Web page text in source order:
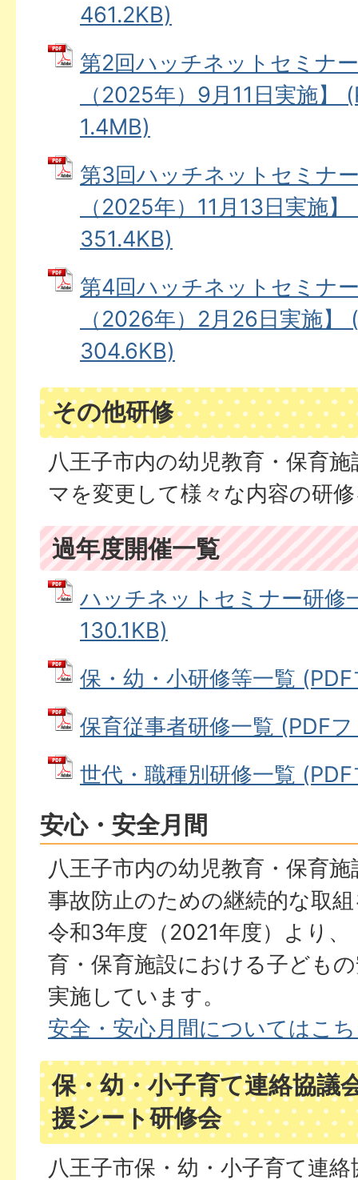
461.2KB)
第2回ハッチネットセミナ
（2025年）9月11日実施】
1.4MB)
第3回ハッチネットセミナ
（2025年）11月13日実施
351.4KB)
第4回ハッチネットセミナ
（2026年）2月26日実施】
304.6KB)
その他研修
八王子市内の幼児教育・保育
マを変更して様々な内容の研
過年度開催一覧
ハッチネットセミナー研修
130.1KB)
保・幼・小研修等一覧
保育従事者研修一覧 (PDF
世代・職種別研修一覧
安心・安全月間
八王子市内の幼児教育・保育
事故防止のための継続的な取
令和3年度（2021年度）より、
育・保育施設における子ども
実施しています。
安全・安心月間についてはこ
保・幼・小子育て連絡協議
援シート研修会
八王子市保・幼・小子育て連